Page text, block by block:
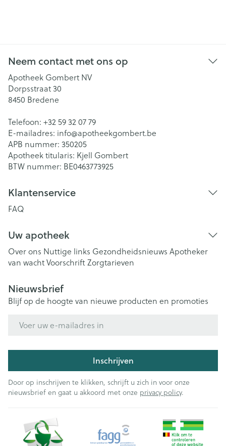
Neem contact met ons op
Apotheek Gombert NV
Dorpsstraat 30
8450 Bredene
Telefoon: +32 59 32 07 79
E-mailadres: info@apotheekgombert.be
APB nummer: 350205
Apotheek titularis: Kjell Gombert
BTW nummer: BE0463773925
Klantenservice
FAQ
Uw apotheek
Over ons Nuttige links Gezondheidsnieuws Apotheker
van wachtVoorschriftZorgtarieven
Nieuwsbrief
Blijf op de hoogte van nieuwe producten en promoties
Inschrijven
Door op inschrijven te klikken, schrijft u zich in voor onze
nieuwsbrief en gaat u akkoord met onze privacy policy.